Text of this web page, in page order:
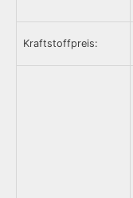
Kraftstoffpreis: